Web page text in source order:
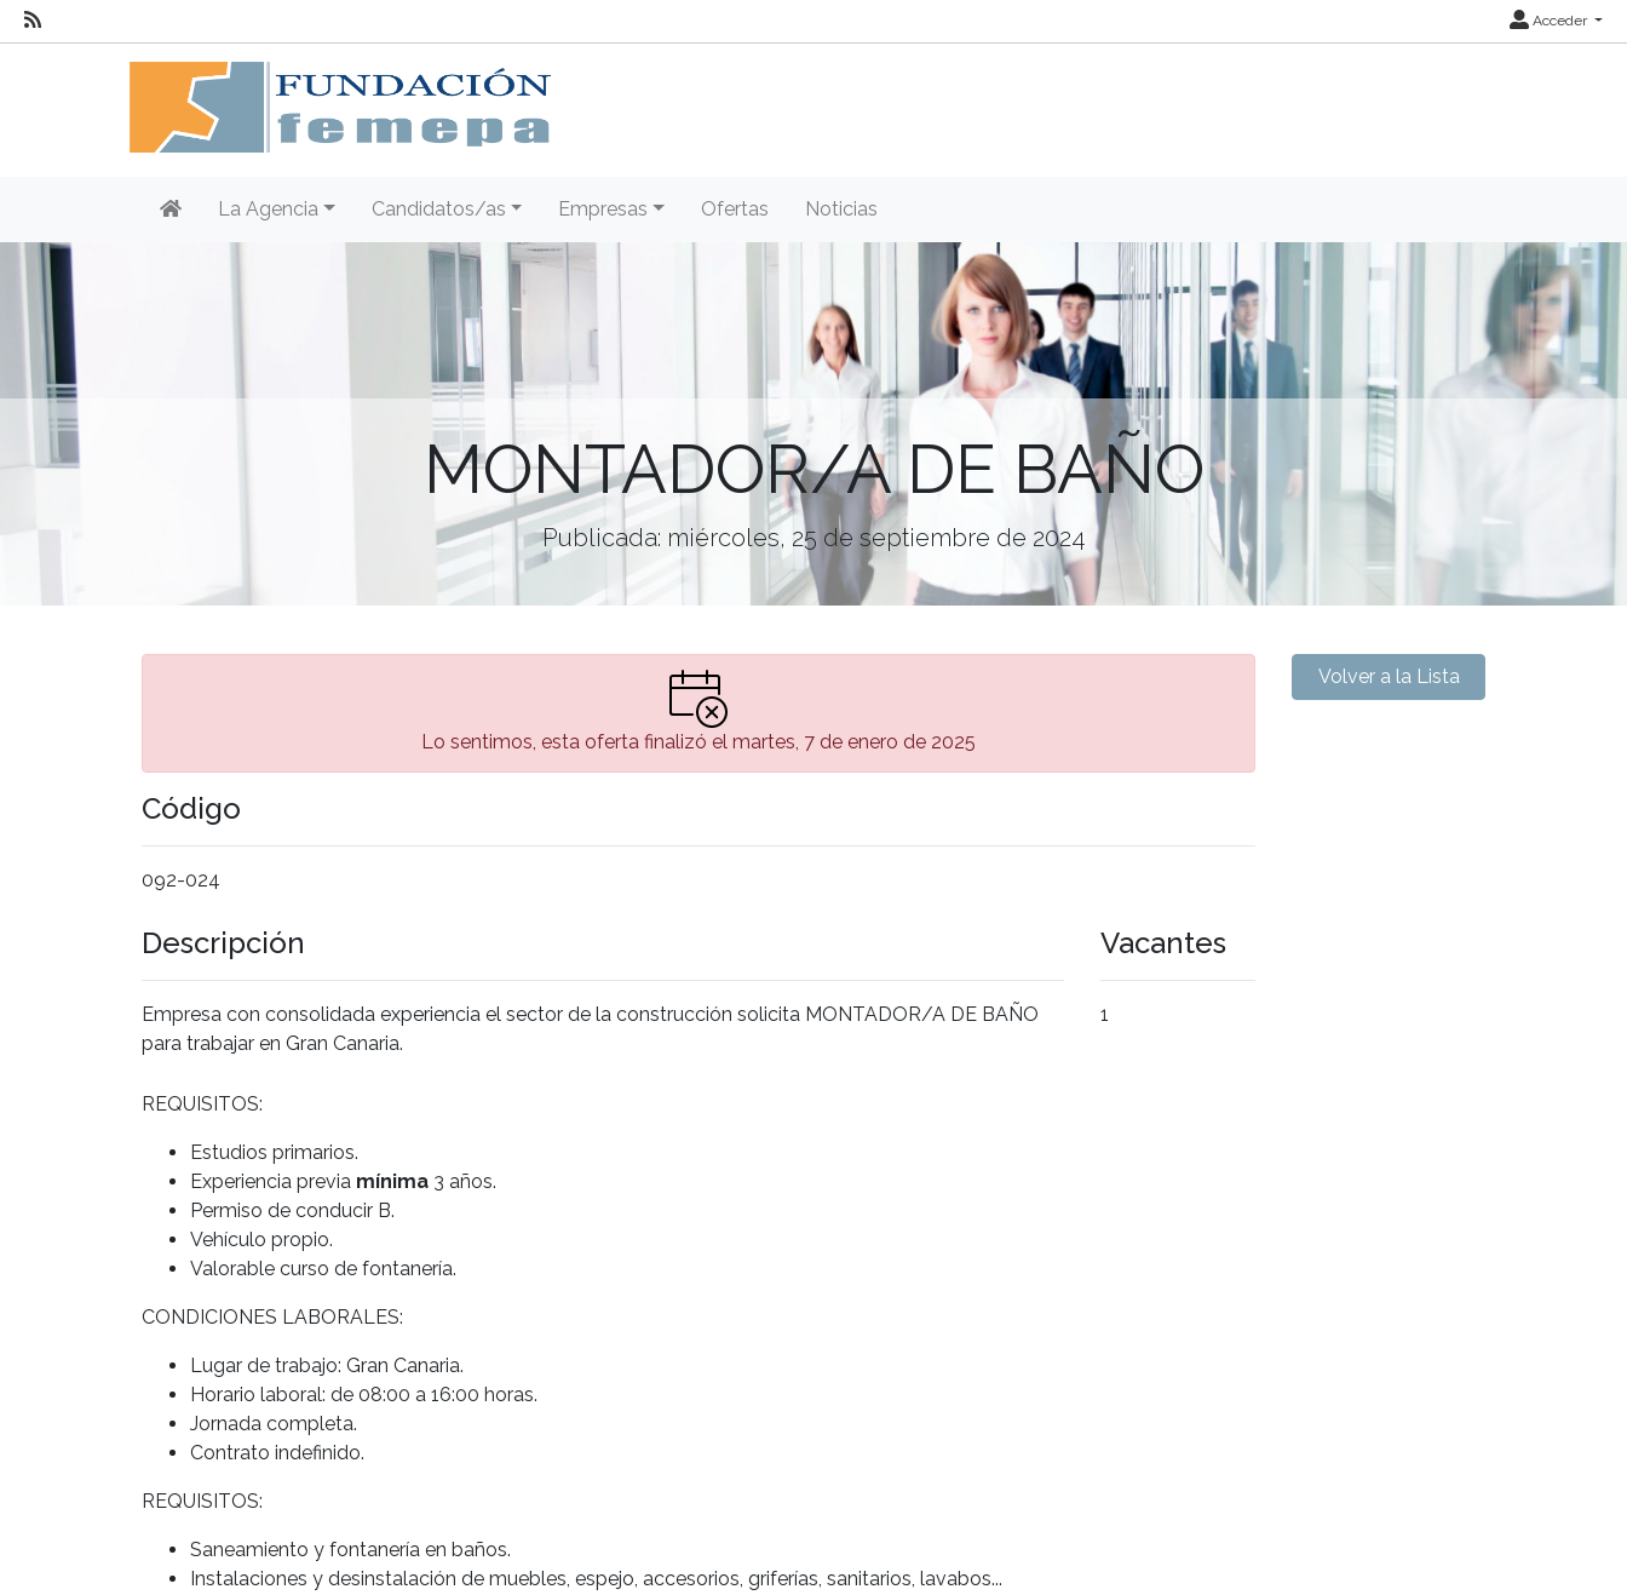
Acceder
La Agencia Candidatos/as Empresas Ofertas Noticias
MONTADOR/A DE BAÑO
Publicada: miércoles, 25 de septiembre de 2024
Lo sentimos, esta oferta finalizó el martes, 7 de enero de 2025
Código
092-024
Descripción
Empresa con consolidada experiencia el sector de la construcción solicita MONTADOR/A DE BAÑO
para trabajar en Gran Canaria.
Vacantes
1
REQUISITOS:
Estudios primarios.
Experiencia previa mínima 3 años.
Permiso de conducir B.
Vehículo propio.
Valorable curso de fontanería.
CONDICIONES LABORALES:
Lugar de trabajo: Gran Canaria.
Horario laboral: de 08:00 a 16:00 horas.
Jornada completa.
Contrato indefinido.
REQUISITOS:
Saneamiento y fontanería en baños.
Instalaciones y desinstalación de muebles, espejo, accesorios, griferías, sanitarios, lavabos...
Volver a la Lista